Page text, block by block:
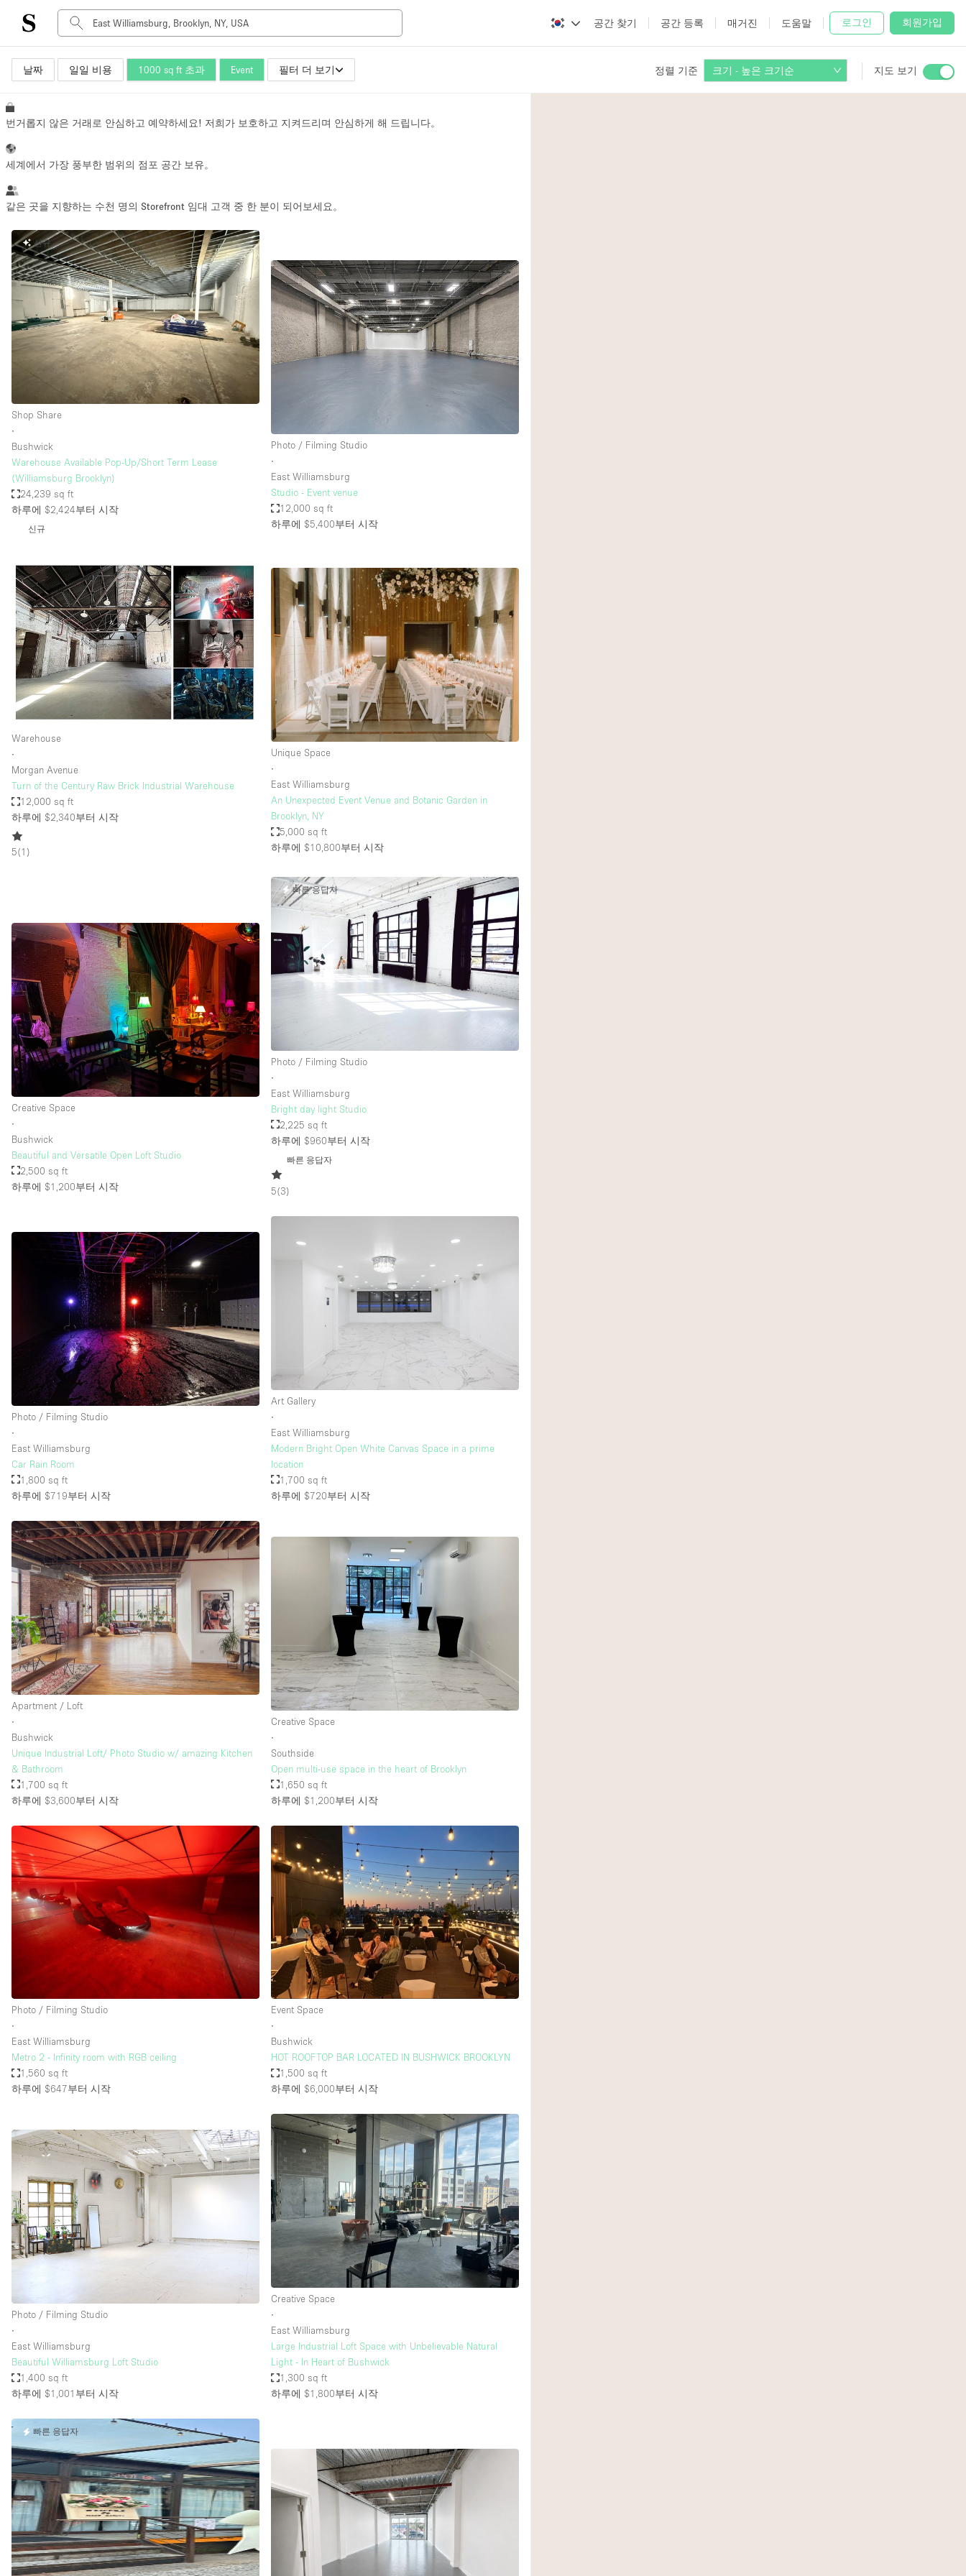
공간 찾기 공간 등록 매거진 도움말 로그인 회원가입
날짜 일일 비용 1000 sq ft 초과 Event 필터 더 보기 정렬 기준 크기 - 높은 크기순 지도 보기
공간 유형 Advertisement Space
Boat
Event Space
Mall Shop
Meeting Space
Other
Restaurant / Bar / Cafe
Salon
Stall / Market Stall
Unique Space
Air Conditioning
Fitting Rooms
Garden
Ground Floor
Haussmann Style
Industrial
Kitchen
Office Equipment
Toilets
Whitebox / Minimal
층 / 접근성: 지하층
위치한 거리
테라스
번거롭지 않은 거래로 안심하고 예약하세요! 저희가 보호하고 지켜드리며 안심하게 해 드립니다。
세계에서 가장 풍부한 범위의 점포 공간 보유。
같은 곳을 지향하는 수천 명의 Storefront 임대 고객 중 한 분이 되어보세요。
신규
Shop Share
∙
Bushwick
Warehouse Available Pop-Up/Short Term Lease
(Williamsburg Brooklyn)
24,239 sq ft
하루에 $2,424부터 시작
신규
Photo / Filming Studio
∙
East Williamsburg
Studio - Event venue
12,000 sq ft
하루에 $5,400부터 시작
Warehouse
∙
Morgan Avenue
Turn of the Century Raw Brick Industrial Warehouse
12,000 sq ft
하루에 $2,340부터 시작
5(1 )
Unique Space
∙
East Williamsburg
An Unexpected Event Venue and Botanic Garden in
Brooklyn, NY
5,000 sq ft
하루에 $10,800부터 시작
Creative Space
∙
Bushwick
Beautiful and Versatile Open Loft Studio
2,500 sq ft
하루에 $1,200부터 시작
빠른 응답자
Photo / Filming Studio
∙
East Williamsburg
Bright day light Studio
2,225 sq ft
하루에 $960부터 시작
빠른 응답자
5(3)
Photo / Filming Studio
∙
East Williamsburg
Car Rain Room
1,800 sq ft
하루에 $719부터 시작
Art Gallery
∙
East Williamsburg
Modern Bright Open White Canvas Space in a prime
location
1,700 sq ft
하루에 $720부터 시작
Apartment / Loft
∙
Bushwick
Unique Industrial Loft/ Photo Studio w/ amazing Kitchen
& Bathroom
1,700 sq ft
하루에 $3,600부터 시작
Creative Space
∙
Southside
Open multi-use space in the heart of Brooklyn
1,650 sq ft
하루에 $1,200부터 시작
Photo / Filming Studio
∙
East Williamsburg
Metro 2 - Infinity room with RGB ceiling
1,560 sq ft
하루에 $647부터 시작
Event Space
∙
Bushwick
HOT ROOFTOP BAR LOCATED IN BUSHWICK BROOKLYN
1,500 sq ft
하루에 $6,000부터 시작
Photo / Filming Studio
∙
East Williamsburg
Beautiful Williamsburg Loft Studio
1,400 sq ft
하루에 $1,001 부터 시작
Creative Space
∙
East Williamsburg
Large Industrial Loft Space with Unbelievable Natural
Light - In Heart of Bushwick
1,300 sq ft
하루에 $1,800부터 시작
빠른 응답자